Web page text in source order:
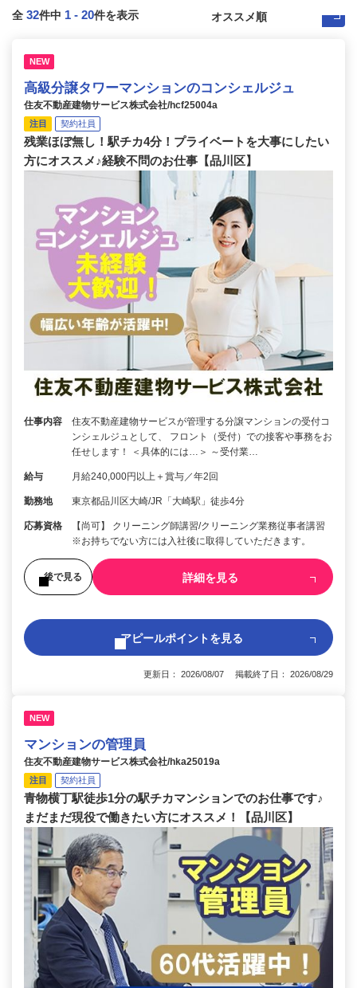
全 32件中 1 - 20件を表示
NEW
高級分譲タワーマンションのコンシェルジュ
住友不動産建物サービス株式会社/hcf25004a
注目 契約社員
残業ほぼ無し！駅チカ4分！プライベートを大事にしたい
方にオススメ♪経験不問のお仕事【品川区】
仕事内容
住友不動産建物サービスが管理する分譲マンションの受付コ
ンシェルジュとして、 フロント（受付）での接客や事務をお
任せします！ ＜具体的には…＞ ～受付業…
給与 月給240,000円以上＋賞与／年2回
勤務地 東京都品川区大崎/JR「大崎駅」徒歩4分
応募資格
【尚可】 クリーニング師講習/クリーニング業務従事者講習
※お持ちでない方には入社後に取得していただきます。
後で見る 詳細を見る
アピールポイントを見る
更新日： 2026/08/07 掲載終了日： 2026/08/29
NEW
マンションの管理員
住友不動産建物サービス株式会社/hka25019a
注目 契約社員
青物横丁駅徒歩1分の駅チカマンションでのお仕事です♪
まだまだ現役で働きたい方にオススメ！【品川区】